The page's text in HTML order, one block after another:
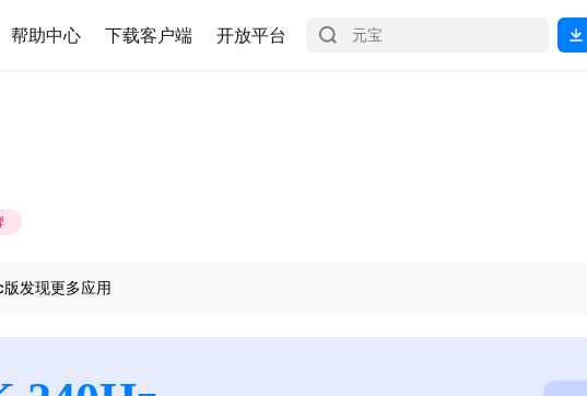
帮助中心 下载客户端 开放平台
发现更多应用